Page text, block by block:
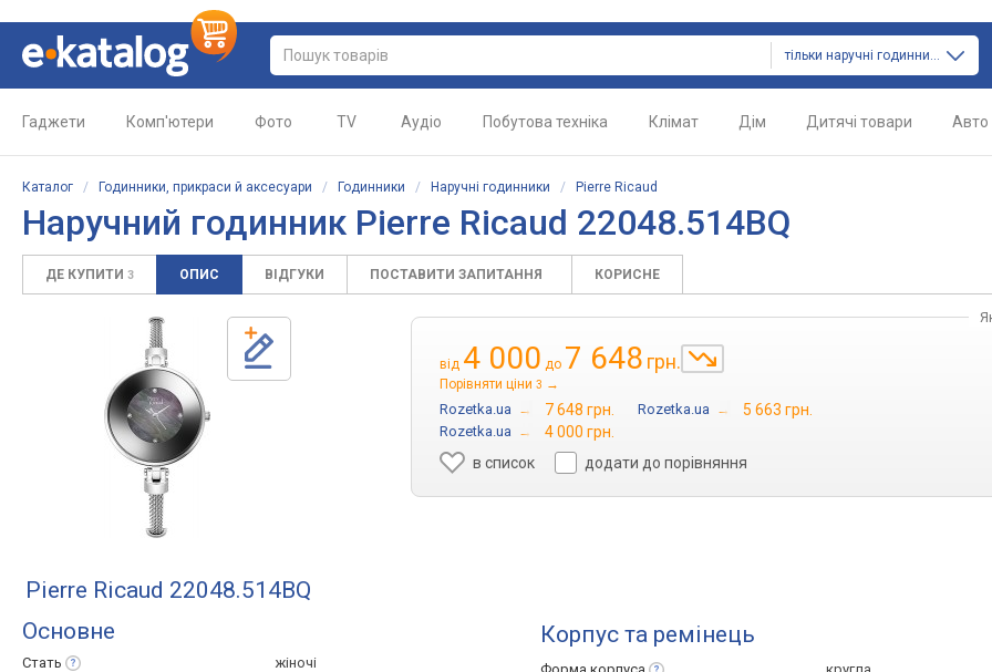
тільки наручні годинники
Гаджети Комп'ютери Фото TV Аудіо Побутова техніка Клімат Дім Дитячі товари Авто
Каталог / Годинники, прикраси й аксесуари / Годинники / Наручні годинники / Pierre Ricaud
Наручний годинник Pierre Ricaud 22048.514BQ
ДЕ КУПИТИ 3 ОПИС ВІДГУКИ ПОСТАВИТИ ЗАПИТАННЯ КОРИСНЕ
від 4 000 до 7 648 грн.
Порівняти ціни 3 →
Rozetka.ua → 7 648 грн. Rozetka.ua → 5 663 грн.
Rozetka.ua →
4 000 грн.
в список
додати до порівняння
Pierre Ricaud 22048.514BQ
Основне
Стать
жіночі
Корпус та ремінець